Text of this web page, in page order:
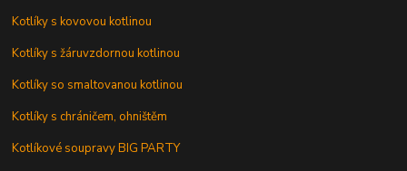
Kotlíky s kovovou kotlinou
Kotlíky s žáruvzdornou kotlinou
Kotlíky so smaltovanou kotlinou
Kotlíky s chráničem, ohništěm
Kotlíkové soupravy BIG PARTY